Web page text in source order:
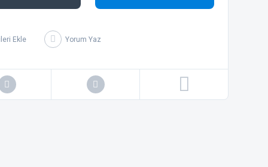
Yorum Yaz